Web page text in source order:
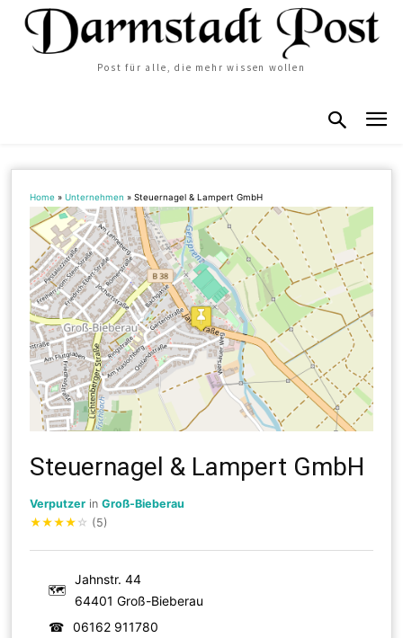
Post für alle, die mehr wissen wollen
Home »Unternehmen »Steuernagel & Lampert GmbH
Steuernagel & Lampert GmbH
Verputzer inGroß-Bieberau
★★★★ ☆ (5)
🗺
Jahnstr. 44
64401 Groß-Bieberau
☎
06162 911780